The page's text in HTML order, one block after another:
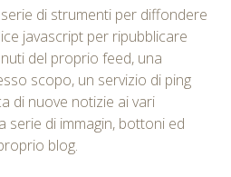
di strumenti per diffondere
javascript per ripubblicare
del proprio feed, una
scopo, un servizio di ping
di nuove notizie ai vari
serie di immagin, bottoni ed
blog.